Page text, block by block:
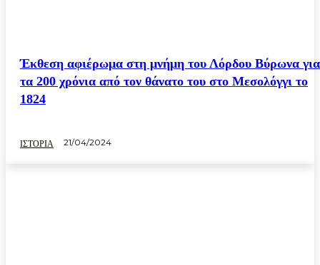
Έκθεση αφιέρωμα στη μνήμη του Λόρδου Βύρωνα για
τα 200 χρόνια από τον θάνατο του στο Μεσολόγγι το
1824
ΙΣΤΟΡΙΑ 21/04/2024